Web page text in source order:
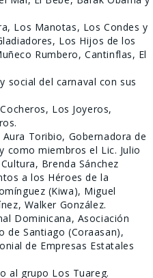
Los Manotas, Los Condes y
Los Hijos de los
Rumbero, Cantinflas, El
social del carnaval con sus
Los Joyeros,
Toribio, Gobernadora de
como miembros el Lic. Julio
Brenda Sánchez
a los Héroes de la
(Kiwa), Miguel
Walker González.
Dominicana, Asociación
de Santiago (Coraasan),
de Empresas Estatales
al grupo Los Tuareg.